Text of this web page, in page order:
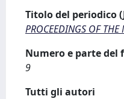
Titolo del periodico
PROCEEDINGS OF THE
Numero e parte del
9
Tutti gli autori